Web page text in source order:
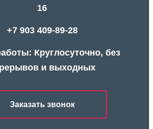
16
+7 903 409-89-28
Круглосуточно, без
и выходных
Заказать звонок